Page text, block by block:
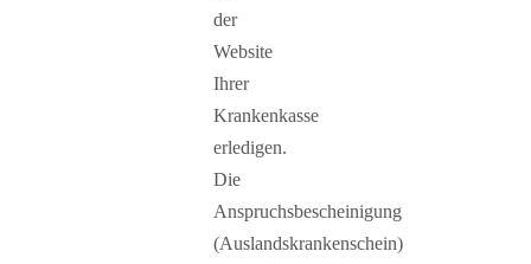
der
Website
Ihrer
Krankenkasse
erledigen.
Die
Anspruchsbescheinigung
(Auslandskrankenschein)